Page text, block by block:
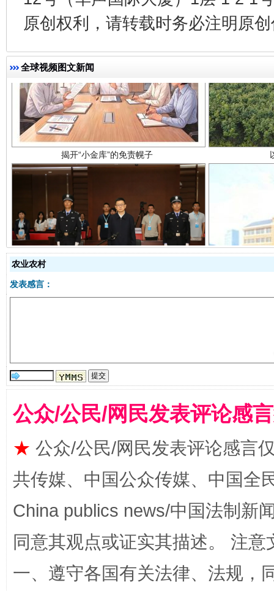
原创权利，请转载时务必注明原
全球视频图文新闻
揭开“小金库”的免责幌子
受贿1.44亿！段成刚被判无期 从幼
全民健身五年计划来了！等你上场
阿坝州三大球赛在茂县开幕 规模
农业农村
发表感言：
公众/公民/网民发表评论感
★ 公众/公民/网民发表评论感言
共传媒、中国公众传媒、中国全
China publics news/中国法制新
同意其观点或证实其描述。 注
一、遵守各国有关法律、法规，